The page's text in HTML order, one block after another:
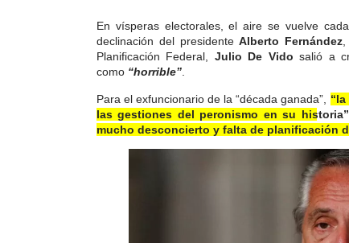
En vísperas electorales, el aire se vuelve
declinación del presidenteAlberto Fernández
Planificación Federal, Julio De Vidosalió a
como “horrible”
Para el exfuncionario de la “década ganada”,
las gestiones del peronismo en su historia”
mucho desconcierto y falta de planificación